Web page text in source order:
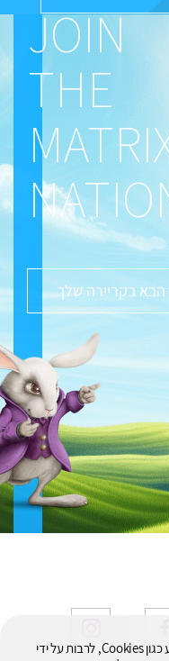
JOIN
THE
בקריירה שלך
באתר זה נעשה שימוש בטכנולוגיות איסוף מידע כגון Cookies, לרבות על ידי